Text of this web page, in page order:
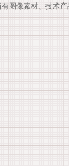
图像素材、技术